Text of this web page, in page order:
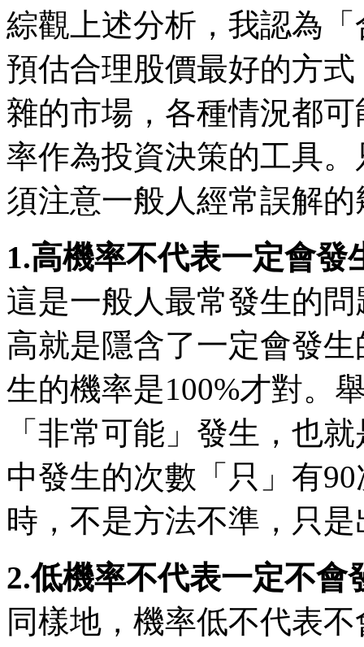
綜觀上述分析，我認為
預估合理股價最好的方
雜的市場，各種情況都
率作為投資決策的工具
須注意一般人經常誤解
1.高機率不代表一定會發
這是一般人最常發生的
高就是隱含了一定會發
生的機率是100%才對。
「非常可能」發生，也
中發生的次數「只」有
時，不是方法不準，只
2.低機率不代表一定不會
同樣地，機率低不代表